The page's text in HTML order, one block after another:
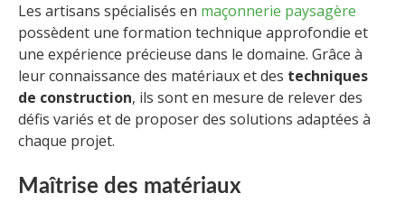
Les artisans spécialisés en maçonnerie paysagère
possèdent une formation technique approfondie et
une expérience précieuse dans le domaine. Grâce à
leur connaissance des matériaux et des techniques
de construction, ils sont en mesure de relever des
défis variés et de proposer des solutions adaptées à
chaque projet.
Maîtrise des matériaux